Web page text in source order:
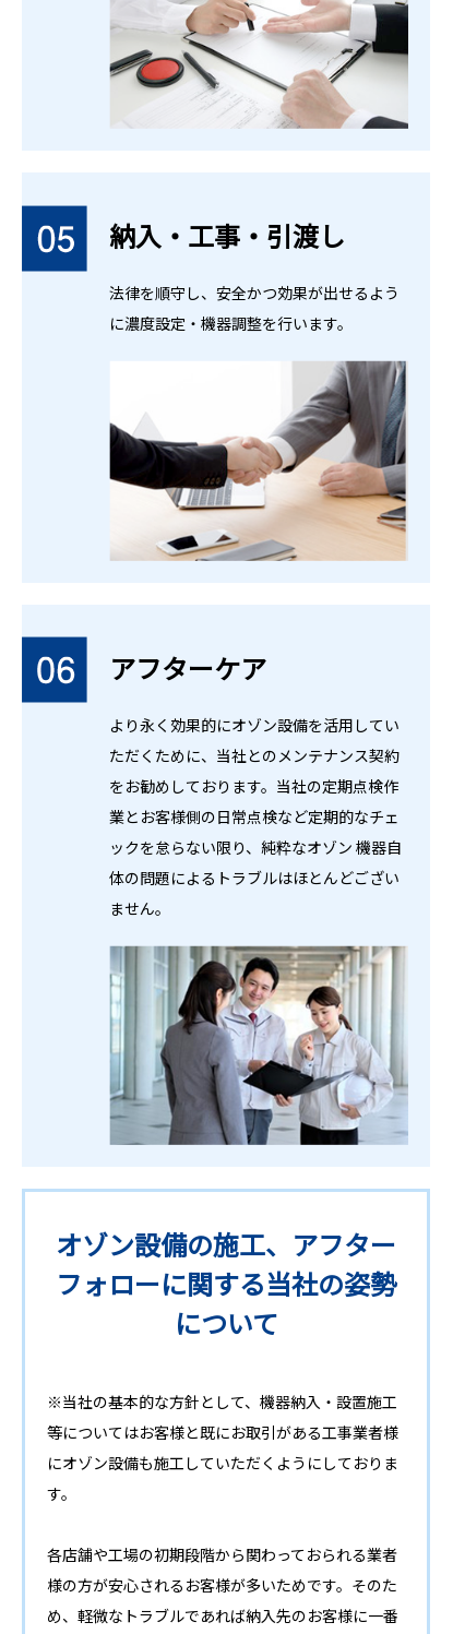
納入・工事・引渡し
法律を順守し、安全かつ効果が出せるよう
に濃度設定・機器調整を行います。
アフターケア
より永く効果的にオゾン設備を活用してい
ただくために、当社とのメンテナンス契約
をお勧めしております。当社の定期点検作
業とお客様側の日常点検など定期的なチェ
ックを怠らない限り、純粋なオゾン 機器自
体の問題によるトラブルはほとんどござい
ません。
オゾン設備の施工、アフター
フォローに関する当社の姿勢
について
※当社の基本的な方針として、機器納入・設置施工
等についてはお客様と既にお取引がある工事業者様
にオゾン設備も施工していただくようにしておりま
す。
各店舗や工場の初期段階から関わっておられる業者
様の方が安心されるお客様が多いためです。そのた
め、軽微なトラブルであれば納入先のお客様に一番